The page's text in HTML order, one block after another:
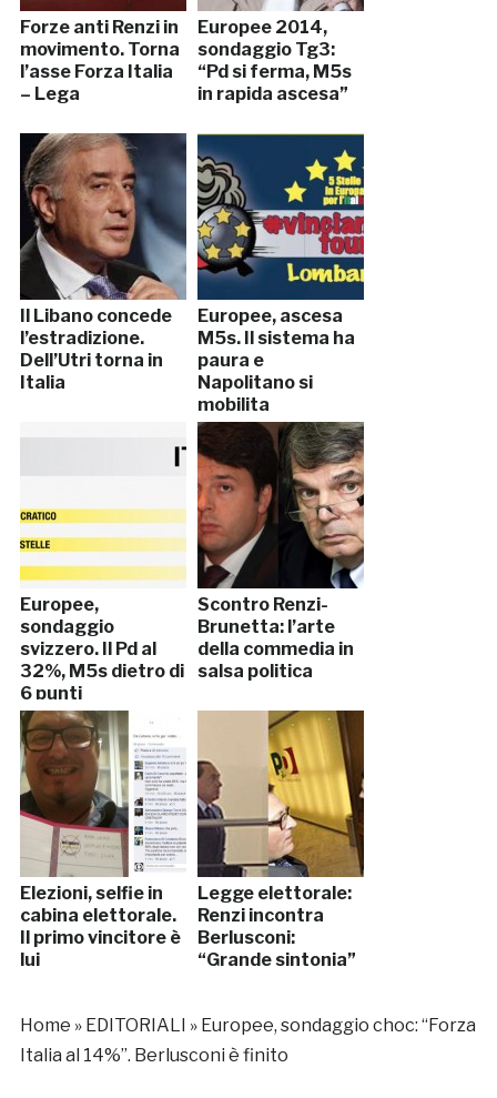
Forze anti Renzi in
movimento. Torna
l’asse Forza Italia
– Lega
Europee 2014,
sondaggio Tg3:
“Pd si ferma, M5s
in rapida ascesa”
Il Libano concede
l’estradizione.
Dell’Utri torna in
Italia
Europee, ascesa
M5s. Il sistema ha
paura e
Napolitano si
mobilita
Europee,
sondaggio
svizzero. Il Pd al
32%, M5s dietro di
6 punti
Scontro Renzi-
Brunetta: l’arte
della commedia in
salsa politica
Elezioni, selfie in
cabina elettorale.
Il primo vincitore è
lui
Legge elettorale:
Renzi incontra
Berlusconi:
“Grande sintonia”
Home » EDITORIALI » Europee, sondaggio choc: “Forza
Italia al 14%”. Berlusconi è finito